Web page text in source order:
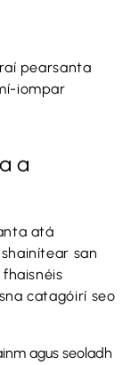
pearsanta
iompar
a
atá
san
catagóirí seo
agus seoladh